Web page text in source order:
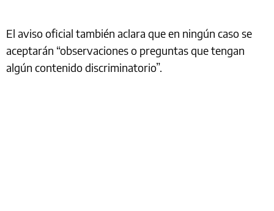
El aviso oficial también aclara que en ningún caso se
aceptarán “observaciones o preguntas que tengan
algún contenido discriminatorio”.